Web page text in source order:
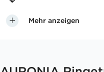
Mehr anzeigen